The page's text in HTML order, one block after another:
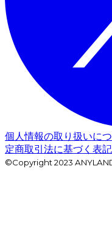
個人情報の取り扱いに
定商取引法に基づく表記
©Copyright 2023